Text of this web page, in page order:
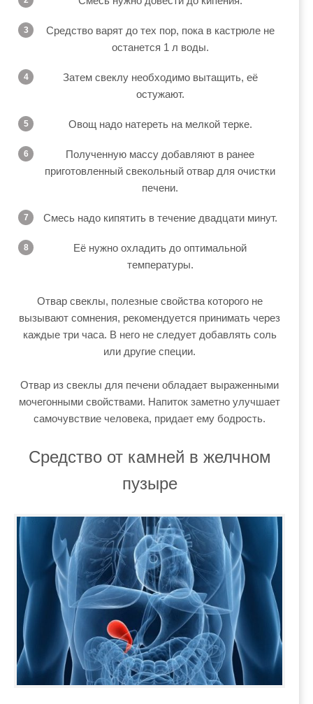
Средство варят до тех пор, пока в кастрюле не
останется 1 л воды.
Затем свеклу необходимо вытащить, её
остужают.
Овощ надо натереть на мелкой терке.
Полученную массу добавляют в ранее
приготовленный свекольный отвар для очистки
печени.
Смесь надо кипятить в течение двадцати минут.
Её нужно охладить до оптимальной
температуры.
Отвар свеклы, полезные свойства которого не
вызывают сомнения, рекомендуется принимать через
каждые три часа. В него не следует добавлять соль
или другие специи.
Отвар из свеклы для печени обладает выраженными
мочегонными свойствами. Напиток заметно улучшает
самочувствие человека, придает ему бодрость.
Средство от камней в желчном
пузыре